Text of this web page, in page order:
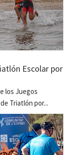
Escolar por
los Juegos
Triatlón por...